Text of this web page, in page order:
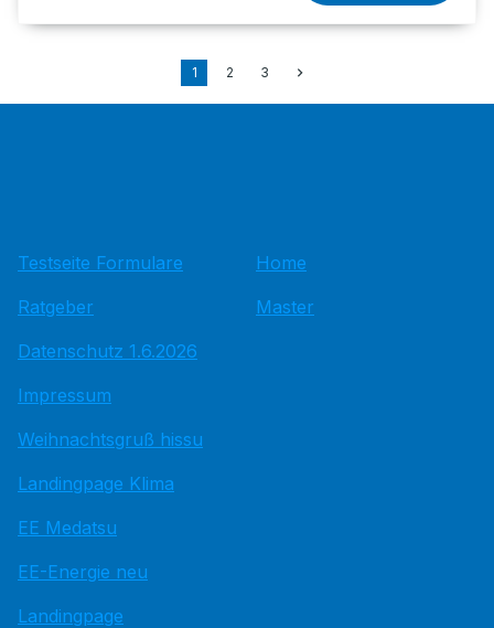
1 2 3
Testseite Formulare
Ratgeber
Datenschutz 1.6.2026
Impressum
Weihnachtsgruß hissu
Landingpage Klima
EE Medatsu
EE-Energie neu
Landingpage
Home
Master